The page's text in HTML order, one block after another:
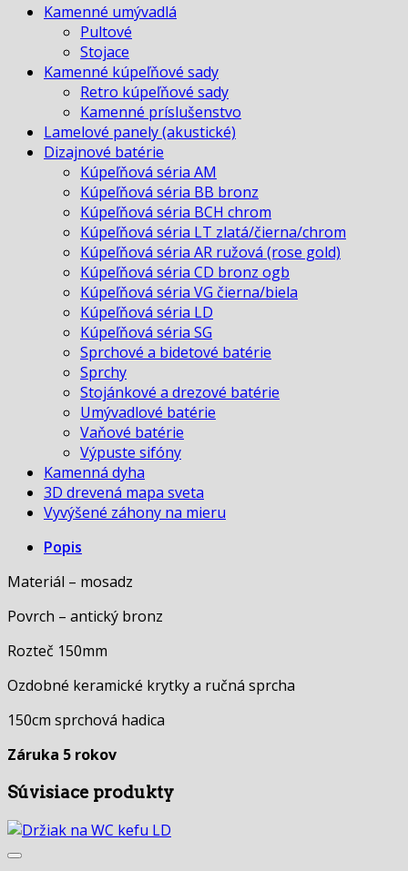
Kamenné umývadlá
Pultové
Stojace
Kamenné kúpeľňové sady
Retro kúpeľňové sady
Kamenné príslušenstvo
Lamelové panely (akustické)
Dizajnové batérie
Kúpeľňová séria AM
Kúpeľňová séria BB bronz
Kúpeľňová séria BCH chrom
Kúpeľňová séria LT zlatá/čierna/chrom
Kúpeľňová séria AR ružová (rose gold)
Kúpeľňová séria CD bronz ogb
Kúpeľňová séria VG čierna/biela
Kúpeľňová séria LD
Kúpeľňová séria SG
Sprchové a bidetové batérie
Sprchy
Stojánkové a drezové batérie
Umývadlové batérie
Vaňové batérie
Výpuste sifóny
Kamenná dyha
3D drevená mapa sveta
Vyvýšené záhony na mieru
Popis
Materiál – mosadz
Povrch – antický bronz
Rozteč 150mm
Ozdobné keramické krytky a ručná sprcha
150cm sprchová hadica
Záruka 5 rokov
Súvisiace produkty